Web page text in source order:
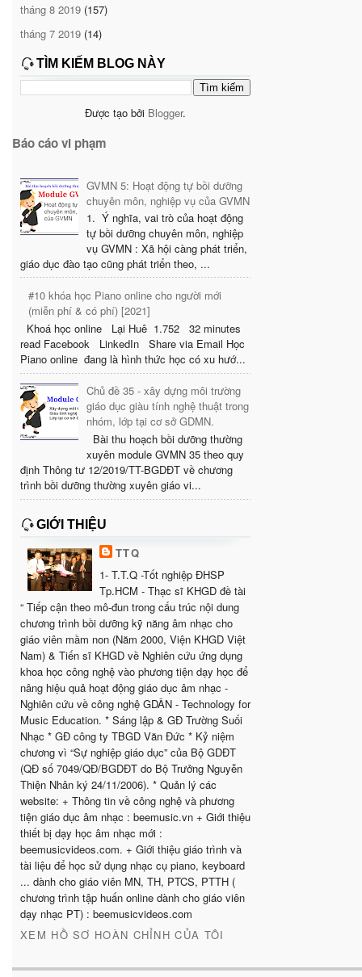
tháng 8 2019 (157)
tháng 7 2019 (14)
TÌM KIẾM BLOG NÀY
Được tạo bởi Blogger.
Báo cáo vi phạm
GVMN 5: Hoạt động tự bồi dưỡng
chuyên môn, nghiệp vụ của GVMN
1. Ý nghĩa, vai trò của hoạt động
tự bồi dưỡng chuyên môn, nghiệp
vụ GVMN : Xã hội càng phát triển,
giáo dục đào tạo cũng phát triển theo, ...
#10 khóa học Piano online cho người mới
(miễn phí & có phí) [2021]
Khoá học online Lại Huê 1.752 32 minutes
read Facebook LinkedIn Share via Email Học
Piano online đang là hình thức học có xu hướ...
Chủ đề 35 - xây dựng môi trường
giáo dục giàu tính nghệ thuật trong
nhóm, lớp tại cơ sở GDMN.
Bài thu hoạch bồi dưỡng thường
xuyên module GVMN 35 theo quy
định Thông tư 12/2019/TT-BGDĐT về chương
trình bồi dưỡng thường xuyên giáo vi...
GIỚI THIỆU
TTQ
1- T.T.Q -Tốt nghiệp ĐHSP
Tp.HCM - Thạc sĩ KHGD đề tài
“ Tiếp cận theo mô-đun trong cấu trúc nội dung
chương trình bồi dưỡng kỹ năng âm nhạc cho
giáo viên mầm non (Năm 2000, Viện KHGD Việt
Nam) & Tiến sĩ KHGD về Nghiên cứu ứng dụng
khoa học công nghệ vào phương tiện dạy học để
nâng hiệu quả hoạt động giáo dục âm nhạc -
Nghiên cứu về công nghệ GDÂN - Technology for
Music Education. * Sáng lập & GĐ Trường Suối
Nhạc * GĐ công ty TBGD Văn Đức * Kỷ niệm
chương vì “Sự nghiệp giáo dục” của Bộ GDĐT
(QĐ số 7049/QĐ/BGDĐT do Bộ Trưởng Nguyễn
Thiện Nhân ký 24/11/2006). * Quản lý các
website: + Thông tin về công nghệ và phương
tiện giáo dục âm nhạc : beemusic.vn + Giới thiệu
thiết bị dạy học âm nhạc mới :
beemusicvideos.com. + Giới thiệu giáo trình và
tài liệu để học sử dụng nhạc cụ piano, keyboard
... dành cho giáo viên MN, TH, PTCS, PTTH (
chương trình tập huấn online dành cho giáo viên
dạy nhạc PT) : beemusicvideos.com
XEM HỒ SƠ HOÀN CHỈNH CỦA TÔI